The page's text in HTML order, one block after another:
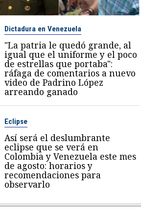
Dictadura en Venezuela
"La patria le quedó grande, al
igual que el uniforme y el poco
de estrellas que portaba":
ráfaga de comentarios a nuevo
video de Padrino López
arreando ganado
Eclipse
Así será el deslumbrante
eclipse que se verá en
Colombia y Venezuela este mes
de agosto: horarios y
recomendaciones para
observarlo